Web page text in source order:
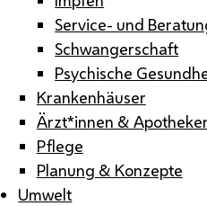
Service- und
Schwangerschaft
Psychische
Krankenhäuser
Ärzt*innen &
Pflege
Planung & Konzepte
Umwelt